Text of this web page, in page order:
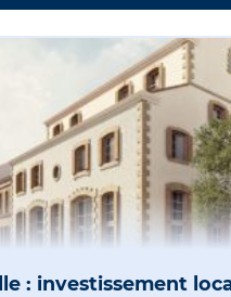
: investissement